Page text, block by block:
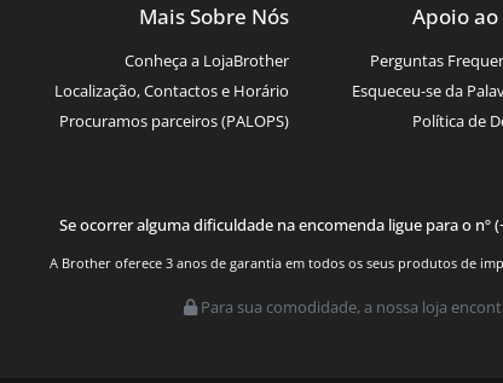
Mais Sobre Nós
Conheça a LojaBrother
Localização, Contactos e Horário
Procuramos parceiros (PALOPS)
Apoio
Perguntas
Esqueceu-se da
Política de
Se ocorrer alguma dificuldade na encomenda ligue para o nº
A Brother oferece 3 anos de garantia em todos os seus produtos de
Para sua comodidade, a nossa loja